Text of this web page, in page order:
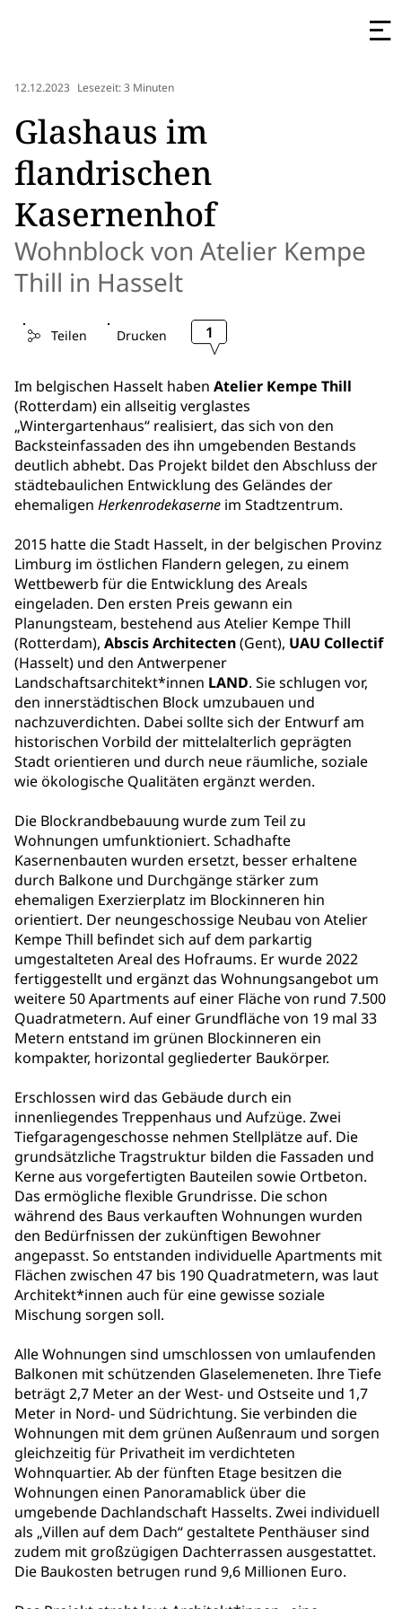
12.12.2023 Lesezeit: 3 Minuten
Glashaus im
flandrischen
Kasernenhof
Wohnblock von Atelier Kempe
Thill in Hasselt
Teilen Drucken 1
Im belgischen Hasselt haben Atelier Kempe Thill
(Rotterdam) ein allseitig verglastes
„Wintergartenhaus“ realisiert, das sich von den
Backsteinfassaden des ihn umgebenden Bestands
deutlich abhebt. Das Projekt bildet den Abschluss der
städtebaulichen Entwicklung des Geländes der
ehemaligen Herkenrodekaserne im Stadtzentrum.
2015 hatte die Stadt Hasselt, in der belgischen Provinz
Limburg im östlichen Flandern gelegen, zu einem
Wettbewerb für die Entwicklung des Areals
eingeladen. Den ersten Preis gewann ein
Planungsteam, bestehend aus Atelier Kempe Thill
(Rotterdam), Abscis Architecten(Gent), UAU Collectif
(Hasselt) und den Antwerpener
Landschaftsarchitekt*innen LAND. Sie schlugen vor,
den innerstädtischen Block umzubauen und
nachzuverdichten. Dabei sollte sich der Entwurf am
historischen Vorbild der mittelalterlich geprägten
Stadt orientieren und durch neue räumliche, soziale
wie ökologische Qualitäten ergänzt werden.
Die Blockrandbebauung wurde zum Teil zu
Wohnungen umfunktioniert. Schadhafte
Kasernenbauten wurden ersetzt, besser erhaltene
durch Balkone und Durchgänge stärker zum
ehemaligen Exerzierplatz im Blockinneren hin
orientiert. Der neungeschossige Neubau von Atelier
Kempe Thill befindet sich auf dem parkartig
umgestalteten Areal des Hofraums. Er wurde 2022
fertiggestellt und ergänzt das Wohnungsangebot um
weitere 50 Apartments auf einer Fläche von rund 7.500
Quadratmetern. Auf einer Grundfläche von 19 mal 33
Metern entstand im grünen Blockinneren ein
kompakter, horizontal gegliederter Baukörper.
Erschlossen wird das Gebäude durch ein
innenliegendes Treppenhaus und Aufzüge. Zwei
Tiefgaragengeschosse nehmen Stellplätze auf. Die
grundsätzliche Tragstruktur bilden die Fassaden und
Kerne aus vorgefertigten Bauteilen sowie Ortbeton.
Das ermögliche flexible Grundrisse. Die schon
während des Baus verkauften Wohnungen wurden
den Bedürfnissen der zukünftigen Bewohner
angepasst. So entstanden individuelle Apartments mit
Flächen zwischen 47 bis 190 Quadratmetern, was laut
Architekt*innen auch für eine gewisse soziale
Mischung sorgen soll.
Alle Wohnungen sind umschlossen von umlaufenden
Balkonen mit schützenden Glaselemeneten. Ihre Tiefe
beträgt 2,7 Meter an der West- und Ostseite und 1,7
Meter in Nord- und Südrichtung. Sie verbinden die
Wohnungen mit dem grünen Außenraum und sorgen
gleichzeitig für Privatheit im verdichteten
Wohnquartier. Ab der fünften Etage besitzen die
Wohnungen einen Panoramablick über die
umgebende Dachlandschaft Hasselts. Zwei individuell
als „Villen auf dem Dach“ gestaltete Penthäuser sind
zudem mit großzügigen Dachterrassen ausgestattet.
Die Baukosten betrugen rund 9,6 Millionen Euro.